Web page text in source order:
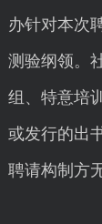
办针对本次
测验纲领。
组、特意培
或发行的出
聘请构制方